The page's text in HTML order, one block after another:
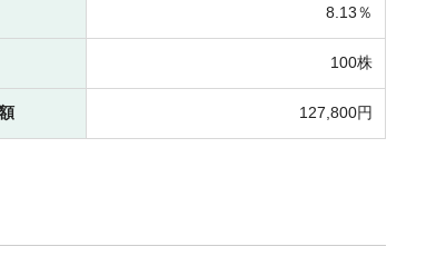
8.13％
100株
127,800円